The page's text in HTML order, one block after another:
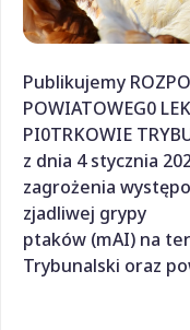
Publikujemy
POWIATOWEG0
PI0TRKOWIE
z dnia 4 stycznia
zagrożenia
zjadliwej grypy
ptaków (mAI) na
Trybunalski oraz